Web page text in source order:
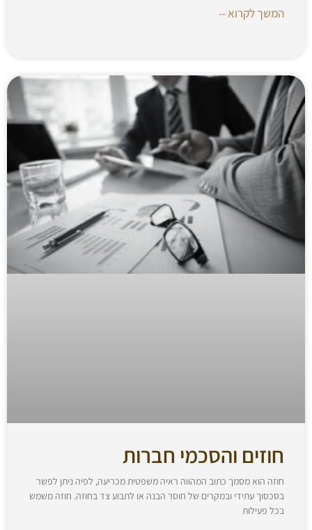
המשך לקרוא --
חוזים והסכמי חברות
חוזה הוא מסמך כתוב המהווה ראיה משפטית מכריעה, לפיה ניתן לפשר
בסכסוך עתידי ובמקרים של חוסר הבנה או לתבוע צד בחוזה. חוזה משמש
בכל פעילות